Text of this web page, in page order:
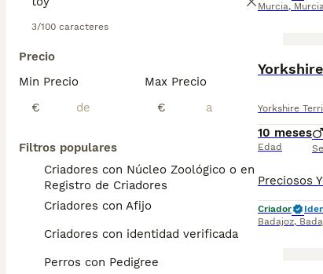
3/100 caracteres
Precio
Min Precio
€
Max Precio
€
Filtros populares
Criadores con Núcleo Zoológico o en el
Registro de Criadores
Criadores con Afijo
Criadores con identidad verificada
Perros con Pedigree
Murcia,
Yorkshire
10 meses
Edad
Criador
Badajoz,